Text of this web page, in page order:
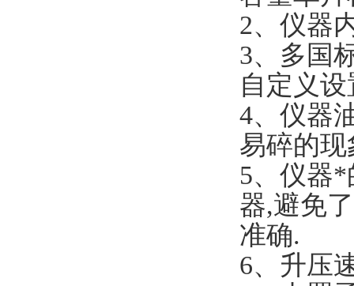
2、仪器
3、多国
自定义
4、仪器
易碎的现
5、仪器
器,避免
准确.
6、升压